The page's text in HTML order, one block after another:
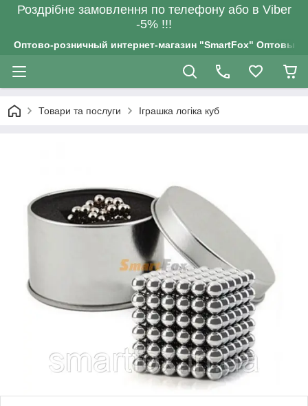
Роздрiбне замовлення по телефону або в Viber
-5% !!!
Оптово-розничный интернет-магазин "SmartFox" Оптовым
Товари та послуги Іграшка логіка куб